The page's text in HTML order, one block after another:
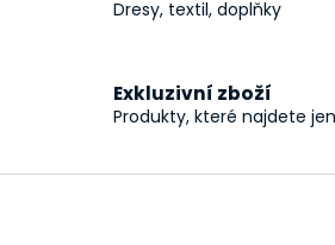
s
Dresy, textil, doplňky
Exkluzivní zboží
Produkty, které najdete
Z